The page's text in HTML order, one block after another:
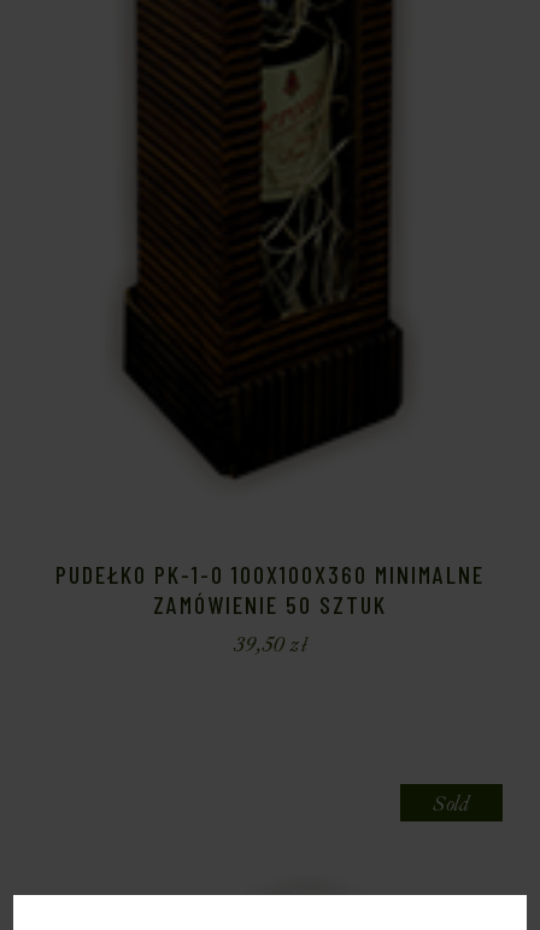
PUDEŁKO PK-1-O 100X100X360 MINIMALNE
ZAMÓWIENIE 50 SZTUK
39,50zł
Sold